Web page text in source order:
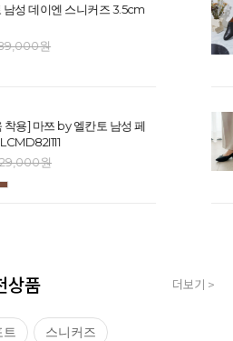
남성 데이엔 스니커즈 3.5cm
원
착용] 마쯔 by 엘칸토 남성 페
원
상품 더보기 >
트 스니커즈